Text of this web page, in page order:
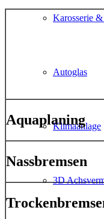
Karosserie
Autoglas
Klimaanlage
3D
Aquaplaning
Nassbremsen